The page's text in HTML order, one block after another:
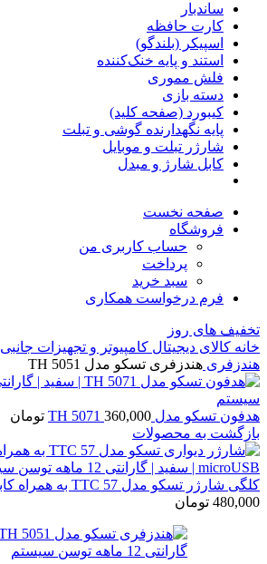
ساندبار
کارت حافظه
اسپیکر (بلندگو)
استند و پایه خنک‌کننده
فلش مموری
دسته بازی
کیبورد (صفحه کلید)
پایه نگهدارنده گوشی و تبلت
شارژر تبلت و موبایل
کابل شارژ و مبدل
صفحه نخست
فروشگاه
حساب کاربری من
پرداخت
سبد خرید
فرم درخواست همکاری
تخفیف های روز
خانه کالای دیجیتال کامپیوتر و تجهیزات جانبی
هندزفری هندزفری تسکو مدل TH 5051
هدفون تسکو مدل TH 5071 360,000
تومان
بازگشت به محصولات
کلگی شارژر تسکو مدل TTC 57 به همراه کابل تبدیل microUSB
480,000 تومان